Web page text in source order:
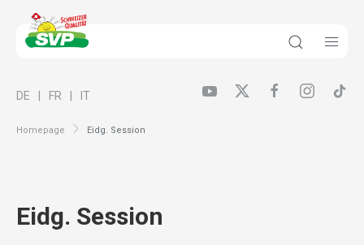
Homepage Eidg. Session
DE FR IT
Eidg. Session